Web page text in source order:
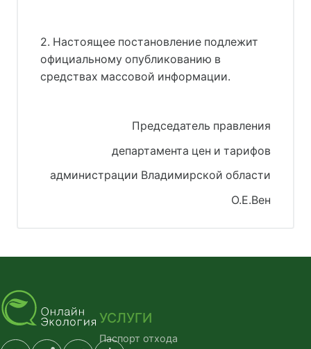
2. Настоящее постановление подлежит
официальному опубликованию в
средствах массовой информации.
Председатель правления
департамента цен и тарифов
администрации Владимирской области
О.Е.Вен
УСЛУГИ
Паспорт отхода